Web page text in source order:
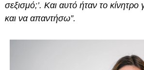
σεξισμό;’. Και αυτό ήταν το κίνητρο
και να απαντήσω”.